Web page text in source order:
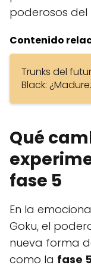
poderosos del
Contenido
Trunks del
Black:
Qué
fase 5
En la
Goku, el
nueva forma
como la fase